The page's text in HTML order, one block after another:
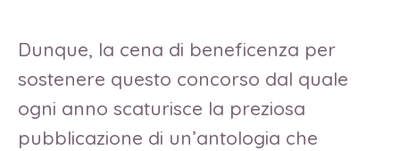
Dunque, la cena di beneficenza per
sostenere questo concorso dal quale
ogni anno scaturisce la preziosa
pubblicazione di un’antologia che